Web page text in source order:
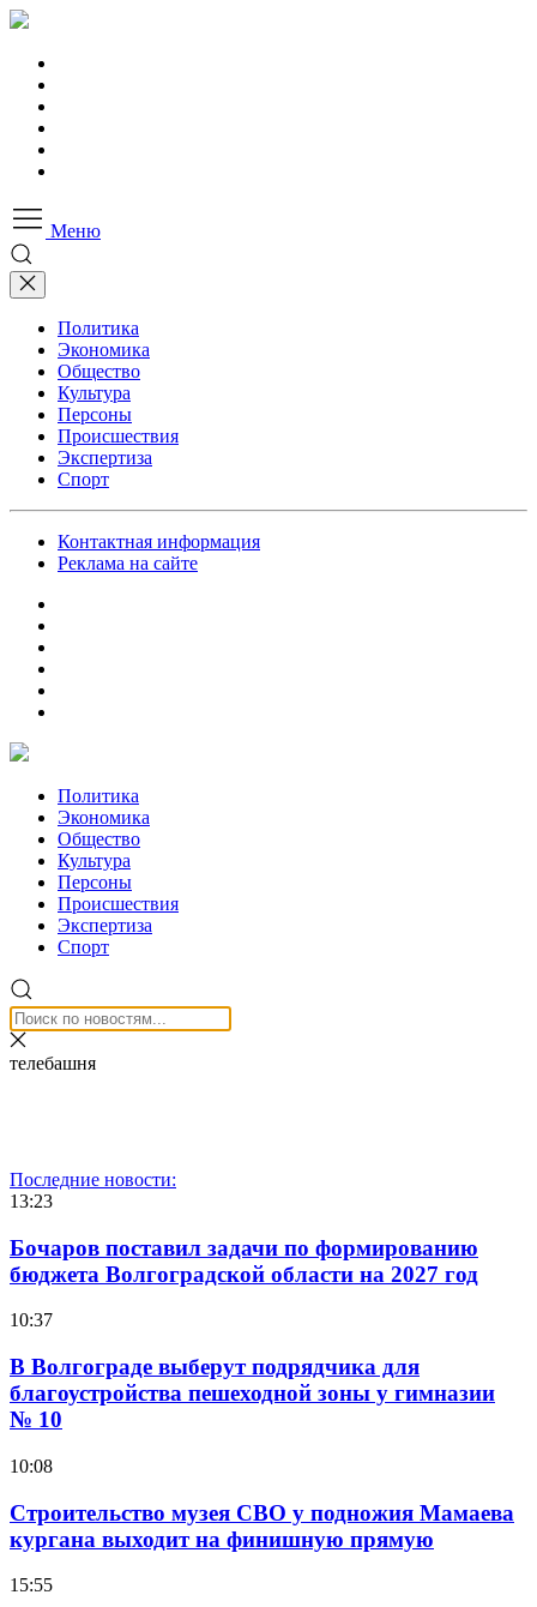
Меню
Политика
Экономика
Общество
Культура
Персоны
Происшествия
Экспертиза
Спорт
Контактная информация
Реклама на сайте
Политика
Экономика
Общество
Культура
Персоны
Происшествия
Экспертиза
Спорт
телебашня
Последние новости:
13:23
Бочаров поставил задачи по формированию
бюджета Волгоградской области на 2027 год
10:37
В Волгограде выберут подрядчика для
благоустройства пешеходной зоны у гимназии
№ 10
10:08
Строительство музея СВО у подножия Мамаева
кургана выходит на финишную прямую
15:55